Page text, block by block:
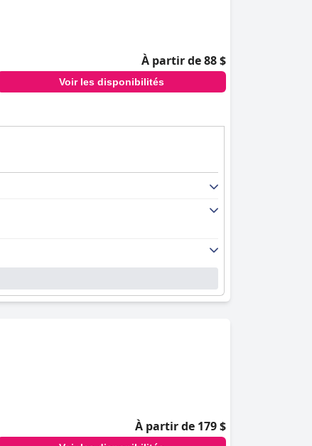
À partir de 88 $
Voir les disponibilités
À partir de 179 $